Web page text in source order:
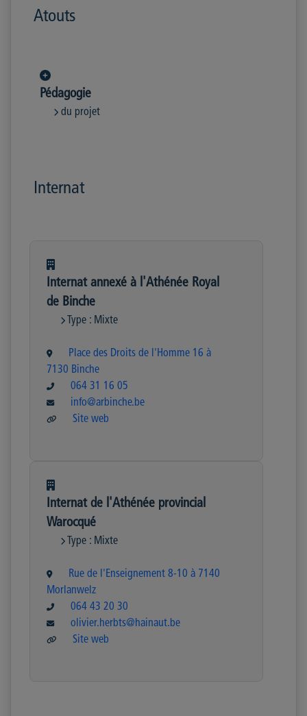
Atouts
Pédagogie
du projet
Internat
Internat annexé à l'Athénée Royal
de Binche
Type : Mixte
Place des Droits de l'Homme 16 à
7130 Binche
064 31 16 05
info@arbinche.be
Site web
Internat de l'Athénée provincial
Warocqué
Type : Mixte
Rue de l'Enseignement 8-10 à 7140
Morlanwelz
064 43 20 30
olivier.herbts@hainaut.be
Site web